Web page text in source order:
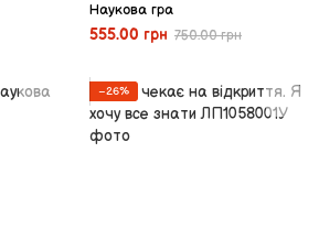
Наукова гра
555.00 грн 750.00 грн
−26%